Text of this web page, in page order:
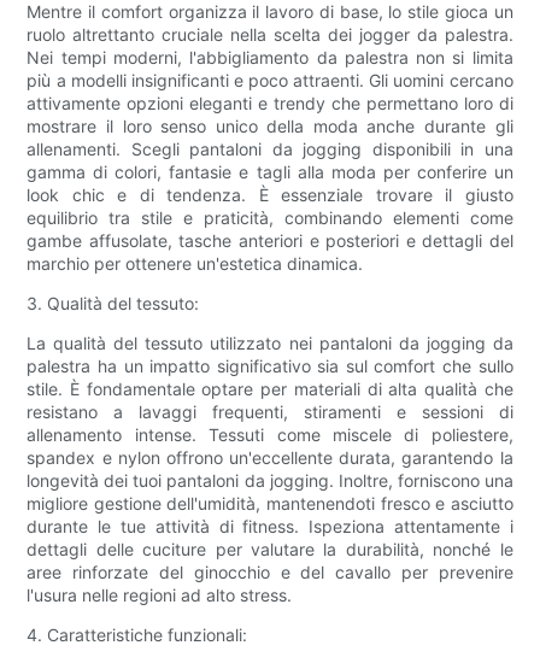
Mentre il comfort organizza il lavoro di base, lo stile gioca un
ruolo altrettanto cruciale nella scelta dei jogger da palestra.
Nei tempi moderni, l'abbigliamento da palestra non si limita
più a modelli insignificanti e poco attraenti. Gli uomini cercano
attivamente opzioni eleganti e trendy che permettano loro di
mostrare il loro senso unico della moda anche durante gli
allenamenti. Scegli pantaloni da jogging disponibili in una
gamma di colori, fantasie e tagli alla moda per conferire un
look chic e di tendenza. È essenziale trovare il giusto
equilibrio tra stile e praticità, combinando elementi come
gambe affusolate, tasche anteriori e posteriori e dettagli del
marchio per ottenere un'estetica dinamica.
3. Qualità del tessuto:
La qualità del tessuto utilizzato nei pantaloni da jogging da
palestra ha un impatto significativo sia sul comfort che sullo
stile. È fondamentale optare per materiali di alta qualità che
resistano a lavaggi frequenti, stiramenti e sessioni di
allenamento intense. Tessuti come miscele di poliestere,
spandex e nylon offrono un'eccellente durata, garantendo la
longevità dei tuoi pantaloni da jogging. Inoltre, forniscono una
migliore gestione dell'umidità, mantenendoti fresco e asciutto
durante le tue attività di fitness. Ispeziona attentamente i
dettagli delle cuciture per valutare la durabilità, nonché le
aree rinforzate del ginocchio e del cavallo per prevenire
l'usura nelle regioni ad alto stress.
4. Caratteristiche funzionali: